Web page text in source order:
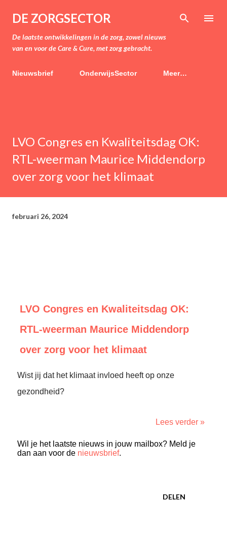
Doorgaan naar hoofdcontent
DE ZORGSECTOR
De laatste ontwikkelingen in de zorg, zowel nieuws
van en voor de Care & Cure, met zorg gebracht.
Nieuwsbrief OnderwijsSector Meer…
LVO Congres en Kwaliteitsdag OK:
RTL-weerman Maurice Middendorp
over zorg voor het klimaat
februari 26, 2024
LVO Congres en Kwaliteitsdag OK:
RTL-weerman Maurice Middendorp
over zorg voor het klimaat
Wist jij dat het klimaat invloed heeft op onze
gezondheid?
Lees verder »
Wil je het laatste nieuws in jouw mailbox? Meld je
dan aan voor de nieuwsbrief.
DELEN